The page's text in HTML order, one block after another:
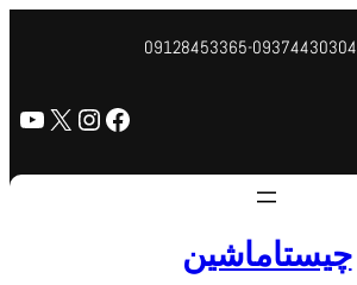
09128453365-09374430304
چیستاماشین